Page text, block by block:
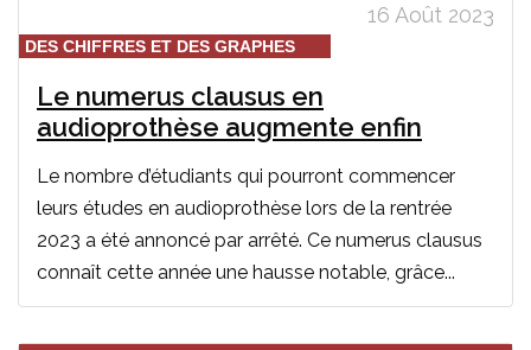
16 Août 2023
DES CHIFFRES ET DES GRAPHES
Le numerus clausus en
audioprothèse augmente enfin
Le nombre d’étudiants qui pourront commencer
leurs études en audioprothèse lors de la rentrée
2023 a été annoncé par arrêté. Ce numerus clausus
connaît cette année une hausse notable, grâce...